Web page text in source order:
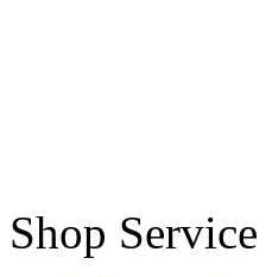
Shop Service